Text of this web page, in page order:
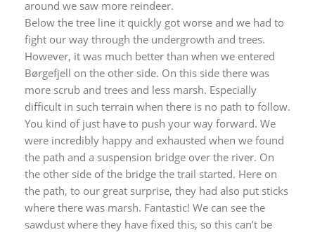
around we saw more reindeer.
Below the tree line it quickly got worse and we had to
fight our way through the undergrowth and trees.
However, it was much better than when we entered
Børgefjell on the other side. On this side there was
more scrub and trees and less marsh. Especially
difficult in such terrain when there is no path to follow.
You kind of just have to push your way forward. We
were incredibly happy and exhausted when we found
the path and a suspension bridge over the river. On
the other side of the bridge the trail started. Here on
the path, to our great surprise, they had also put sticks
where there was marsh. Fantastic! We can see the
sawdust where they have fixed this, so this can’t be